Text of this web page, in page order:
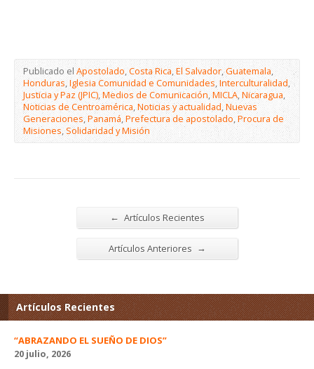
Publicado el Apostolado,Costa Rica,El Salvador,Guatemala,
Honduras,Iglesia Comunidad e Comunidades,Interculturalidad,
Justicia y Paz (JPIC),Medios de Comunicación,MICLA,Nicaragua,
Noticias de Centroamérica,Noticias y actualidad,Nuevas
Generaciones,Panamá,Prefectura de apostolado,Procura de
Misiones,Solidaridad y Misión
← Artículos Recientes
Artículos Anteriores →
Artículos Recientes
“ABRAZANDO EL SUEÑO DE DIOS”
20 julio, 2026